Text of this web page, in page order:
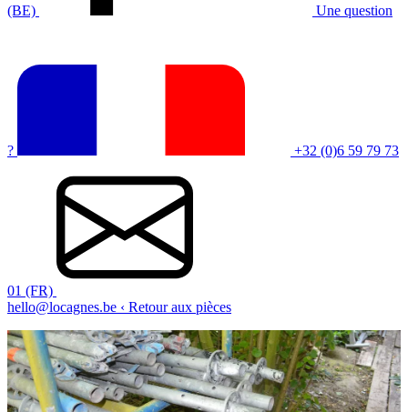
(BE) Une question
? +32 (0)6 59 79 73
01 (FR)
hello@locagnes.be ‹ Retour aux pièces